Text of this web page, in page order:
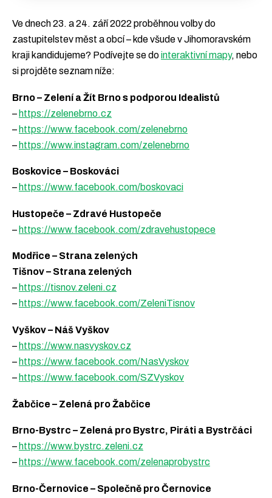
Ve dnech 23. a 24. září 2022 proběhnou volby do
zastupitelstev měst a obcí – kde všude v Jihomoravském
kraji kandidujeme? Podívejte se dointeraktivní mapy, nebo
si projděte seznam níže:
Brno – Zelení a Žít Brno s podporou Idealistů
– https://zelenebrno.cz
– https://www.facebook.com/zelenebrno
– https://www.instagram.com/zelenebrno
Boskovice – Boskováci
– https://www.facebook.com/boskovaci
Hustopeče – Zdravé Hustopeče
– https://www.facebook.com/zdravehustopece
Modřice – Strana zelených
Tišnov – Strana zelených
– https://tisnov.zeleni.cz
– https://www.facebook.com/ZeleniTisnov
Vyškov – Náš Vyškov
– https://www.nasvyskov.cz
– https://www.facebook.com/NasVyskov
– https://www.facebook.com/SZVyskov
Žabčice – Zelená pro Žabčice
Brno-Bystrc – Zelená pro Bystrc, Piráti a Bystrčáci
– https://www.bystrc.zeleni.cz
– https://www.facebook.com/zelenaprobystrc
Brno-Černovice – Společně pro Černovice